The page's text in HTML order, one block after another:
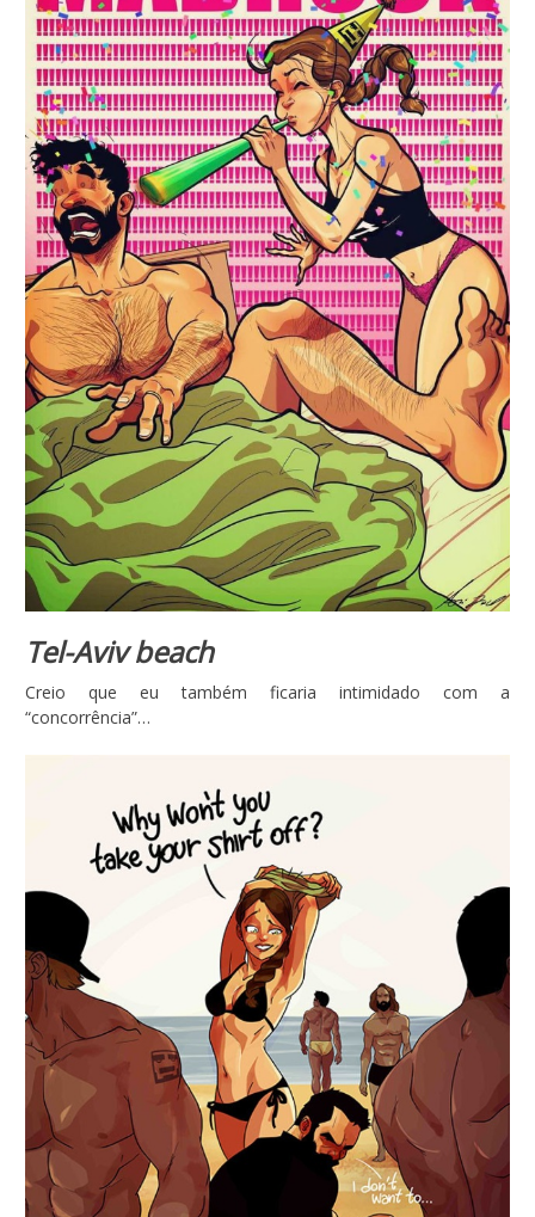
Tel-Aviv beach
Creio que eu também ficaria intimidado com a
“concorrência”…